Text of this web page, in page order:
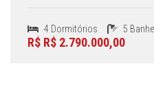
4 Dormitórios 5
R$ R$ 2.790.000,00